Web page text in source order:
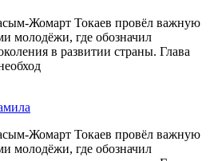
Жомарт Токаев провёл важную
молодёжи, где обозначил
в развитии страны. Глава
Жомарт Токаев провёл важную
молодёжи, где обозначил